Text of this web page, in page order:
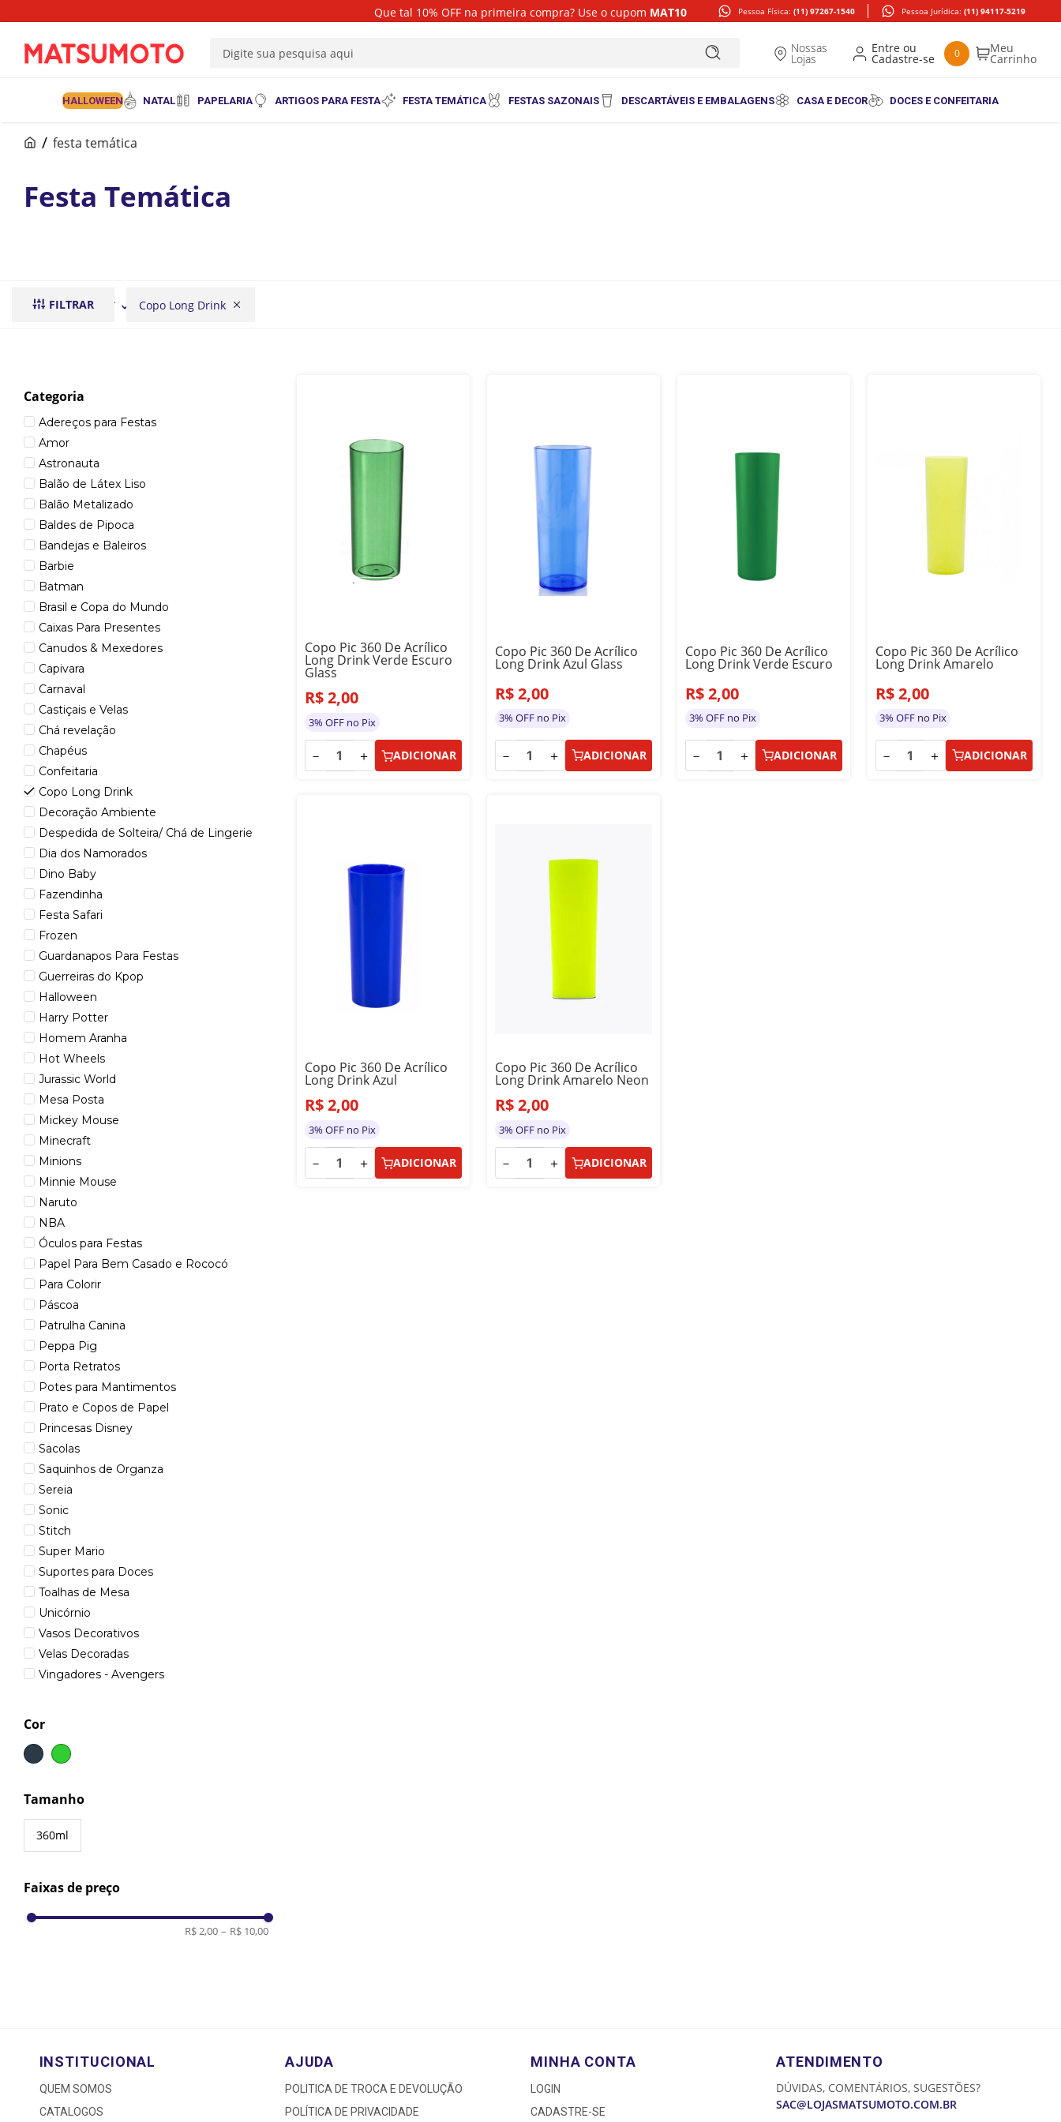
Que tal 10% OFF na primeira compra? Use o cupom MAT10 Pessoa Física: (11) 97267-1540 Pessoa Jurídica: (11) 94117-5219
Nossas
Lojas 0
HALLOWEEN NATAL PAPELARIA ARTIGOS PARA FESTA FESTA TEMÁTICA FESTAS SAZONAIS DESCARTÁVEIS E EMBALAGENS CASA E DECOR DOCES E CONFEITARIA
festa temática
Festa Temática
Copo Long Drink
ORDENAR POR
mais recentes
FILTRAR
Categoria
Adereços para Festas
Amor
Astronauta
Balão de Látex Liso
Balão Metalizado
Baldes de Pipoca
Bandejas e Baleiros
Barbie
Batman
Brasil e Copa do Mundo
Caixas Para Presentes
Canudos & Mexedores
Capivara
Carnaval
Castiçais e Velas
Chá revelação
Chapéus
Confeitaria
Copo Long Drink
Decoração Ambiente
Despedida de Solteira/ Chá de Lingerie
Dia dos Namorados
Dino Baby
Fazendinha
Festa Safari
Frozen
Guardanapos Para Festas
Guerreiras do Kpop
Halloween
Harry Potter
Homem Aranha
Hot Wheels
Jurassic World
Mesa Posta
Mickey Mouse
Minecraft
Minions
Minnie Mouse
Naruto
NBA
Óculos para Festas
Papel Para Bem Casado e Rococó
Para Colorir
Páscoa
Patrulha Canina
Peppa Pig
Porta Retratos
Potes para Mantimentos
Prato e Copos de Papel
Princesas Disney
Sacolas
Saquinhos de Organza
Sereia
Sonic
Stitch
Super Mario
Suportes para Doces
Toalhas de Mesa
Unicórnio
Vasos Decorativos
Velas Decoradas
Vingadores - Avengers
Cor
Tamanho
360ml
Faixas de preço
R$ 2,00 – R$ 10,00
Copo Pic 360 De Acrílico
Long Drink Verde Escuro
Glass
R$2,00
3% OFF no Pix
－ ＋ ADICIONAR
Copo Pic 360 De Acrílico
Long Drink Azul Glass
R$2,00
3% OFF no Pix
－ ＋ ADICIONAR
Copo Pic 360 De Acrílico
Long Drink Verde Escuro
R$2,00
3% OFF no Pix
－ ＋ ADICIONAR
Copo Pic 360 De Acrílico
Long Drink Amarelo
R$2,00
3% OFF no Pix
－ ＋ ADICIONAR
Copo Pic 360 De Acrílico
Long Drink Azul
R$2,00
3% OFF no Pix
－ ＋ ADICIONAR
Copo Pic 360 De Acrílico
Long Drink Amarelo Neon
R$2,00
3% OFF no Pix
－ ＋ ADICIONAR
INSTITUCIONAL
QUEM SOMOS
CATALOGOS
AJUDA
POLITICA DE TROCA E DEVOLUÇÃO
POLÍTICA DE PRIVACIDADE
MINHA CONTA
LOGIN
CADASTRE-SE
ATENDIMENTO
DÚVIDAS, COMENTÁRIOS, SUGESTÕES?
SAC@LOJASMATSUMOTO.COM.BR